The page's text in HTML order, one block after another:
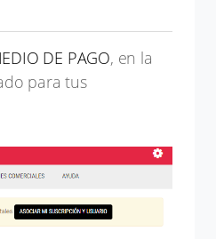
DE PAGO, en la
para tus